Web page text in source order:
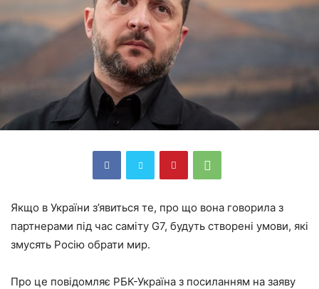
Якщо в України з’явиться те, про що вона говорила з
партнерами під час саміту G7, будуть створені умови, які
змусять Росію обрати мир.
Про це повідомляє РБК-Україна з посиланням на заяву